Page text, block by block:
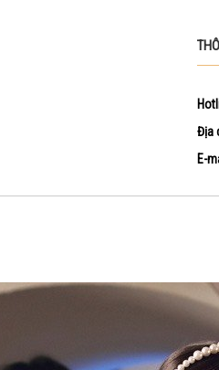
Địa
E-